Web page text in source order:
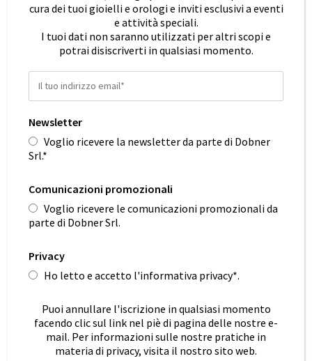
Via Mazzini, 38
Tel. 040 630242
9.00-12.30•16.00-19.30
SABATO
10.00-13.00•16.00-19.30
Corso Italia, 34
Tel. 0481 532270
9.00-12.30 • 16.00-19.30
dobner.go@dobner.it
TRIESTE
Via Dante Alighieri, 7
Tel. 040 632951
MAR • SAB
cura dei tuoi gioielli e orologi e inviti esclusivi a eventi
e attività speciali.
I tuoi dati non saranno utilizzati per altri scopi e
potrai disiscriverti in qualsiasi momento.
Newsletter
Voglio ricevere la newsletter da parte di Dobner
Srl.*
Comunicazioni promozionali
Voglio ricevere le comunicazioni promozionali da
parte di Dobner Srl.
Privacy
Ho letto e accetto l'informativa privacy*.
Puoi annullare l'iscrizione in qualsiasi momento
facendo clic sul link nel piè di pagina delle nostre e-
mail. Per informazioni sulle nostre pratiche in
materia di privacy, visita il nostro sito web.